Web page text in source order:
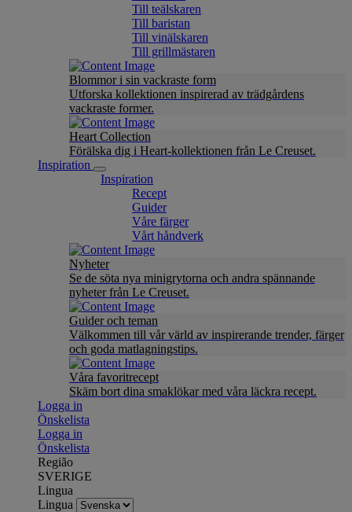
Till teälskaren
Till baristan
Till vinälskaren
Till grillmästaren
Blommor i sin vackraste form
Utforska kollektionen inspirerad av trädgårdens
vackraste former.
Heart Collection
Förälska dig i Heart-kollektionen från Le Creuset.
Inspiration
Inspiration
Recept
Guider
Våre färger
Vårt håndverk
Nyheter
Se de söta nya minigrytorna och andra spännande
nyheter från Le Creuset.
Guider och teman
Välkommen till vår värld av inspirerande trender, färger
och goda matlagningstips.
Våra favoritrecept
Skäm bort dina smaklökar med våra läckra recept.
Logga in
Önskelista
Logga in
Önskelista
Região
SVERIGE
Lingua
Lingua